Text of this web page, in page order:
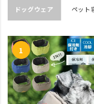
ドッグウェア ペット